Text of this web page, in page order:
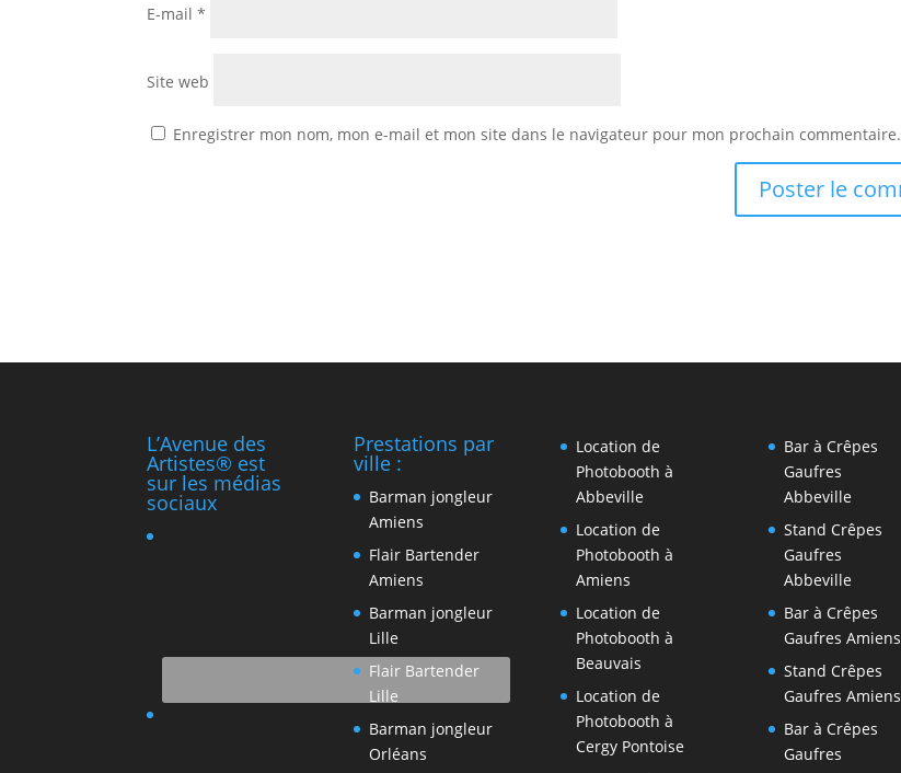
E-mail*
Site web
Enregistrer mon nom, mon e-mail et mon site dans le navigateur pour mon prochain commentaire.
L’Avenue des
Artistes® est
sur les médias
sociaux
Prestations par
ville :
Barman jongleur
Amiens
Flair Bartender
Amiens
Barman jongleur
Lille
Flair Bartender
Lille
Barman jongleur
Orléans
Location de
Photobooth à
Abbeville
Location de
Photobooth à
Amiens
Location de
Photobooth à
Beauvais
Location de
Photobooth à
Cergy Pontoise
Bar à Crêpes
Gaufres
Abbeville
Stand Crêpes
Gaufres
Abbeville
Bar à Crêpes
Gaufres Amiens
Stand Crêpes
Gaufres Amiens
Bar à Crêpes
Gaufres